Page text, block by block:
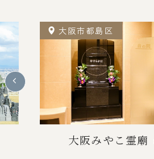
大阪市都島区
大阪みやこ霊廟